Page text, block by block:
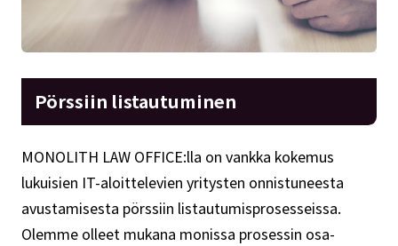
Pörssiin listautuminen
MONOLITH LAW OFFICE:lla on vankka kokemus
lukuisien IT-aloittelevien yritysten onnistuneesta
avustamisesta pörssiin listautumisprosesseissa.
Olemme olleet mukana monissa prosessin osa-